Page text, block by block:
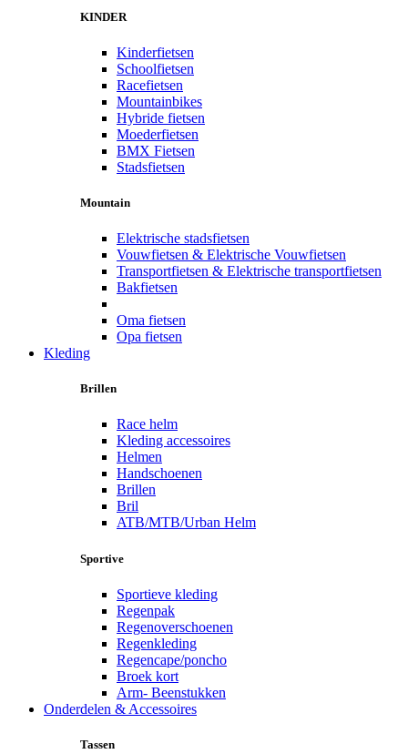
KINDER
Kinderfietsen
Schoolfietsen
Racefietsen
Mountainbikes
Hybride fietsen
Moederfietsen
BMX Fietsen
Stadsfietsen
Mountain
Elektrische stadsfietsen
Vouwfietsen & Elektrische Vouwfietsen
Transportfietsen & Elektrische transportfietsen
Bakfietsen
Oma fietsen
Opa fietsen
Kleding
Brillen
Race helm
Kleding accessoires
Helmen
Handschoenen
Brillen
Bril
ATB/MTB/Urban Helm
Sportive
Sportieve kleding
Regenpak
Regenoverschoenen
Regenkleding
Regencape/poncho
Broek kort
Arm- Beenstukken
Onderdelen & Accessoires
Tassen